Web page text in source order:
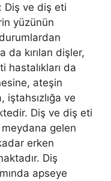
Diş ve diş eti
yüzünün
da kırılan dişler,
hastalıkları da
ateşin
iştahsızlığa ve
Diş ve diş eti
meydana gelen
erken
Diş
apseye